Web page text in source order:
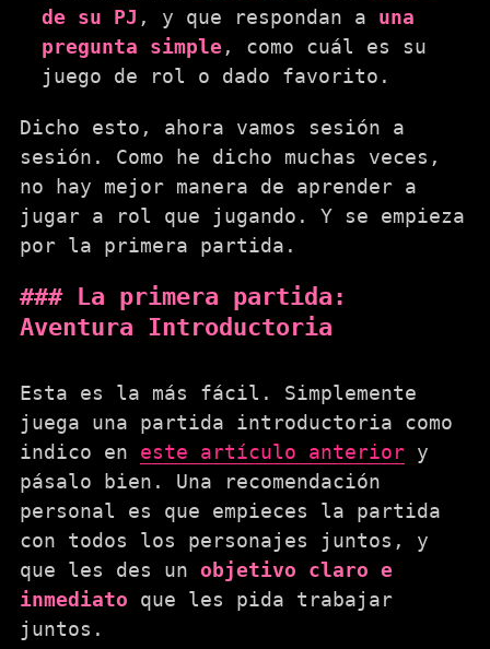
de su PJ , y que respondan a una
pregunta simple, como cuál es su
juego de rol o dado favorito.
Dicho esto, ahora vamos sesión a
sesión. Como he dicho muchas veces,
no hay mejor manera de aprender a
jugar a rol que jugando. Y se empieza
por la primera partida.
La primera partida:
Aventura Introductoria
Esta es la más fácil. Simplemente
juega una partida introductoria como
indico en este artículo anterior y
pásalo bien. Una recomendación
personal es que empieces la partida
con todos los personajes juntos, y
que les des un objetivo claro e
inmediato que les pida trabajar
juntos.